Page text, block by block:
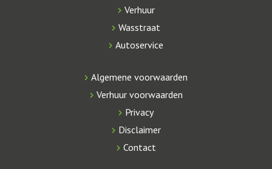
Verhuur
Wasstraat
Autoservice
Algemene voorwaarden
Verhuur voorwaarden
Privacy
Disclaimer
Contact